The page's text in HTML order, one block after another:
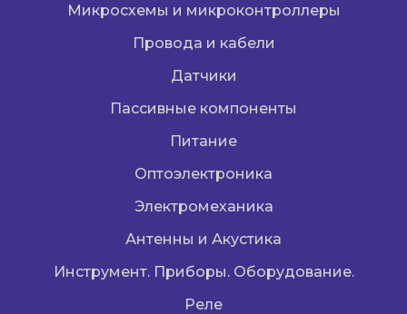
Микросхемы и микроконтроллеры
Провода и кабели
Датчики
Пассивные компоненты
Питание
Оптоэлектроника
Электромеханика
Антенны и Акустика
Инструмент. Приборы. Оборудование.
Реле